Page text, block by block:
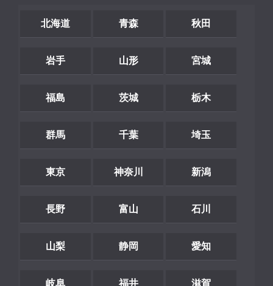
北海道 青森 秋田
岩手 山形 宮城
福島 茨城 栃木
群馬 千葉 埼玉
東京 神奈川 新潟
長野 富山 石川
山梨 静岡 愛知
岐阜 福井 滋賀